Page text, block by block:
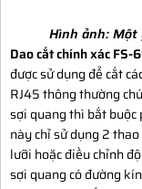
Hình ảnh:Một
Dao cắt chính xác FS-
được sử dụng để cắt
RJ45 thông thường
sợi quang thì bắt
này chỉ sử dụng 2
lưỡi hoặc điều chỉnh
sợi quang có đường